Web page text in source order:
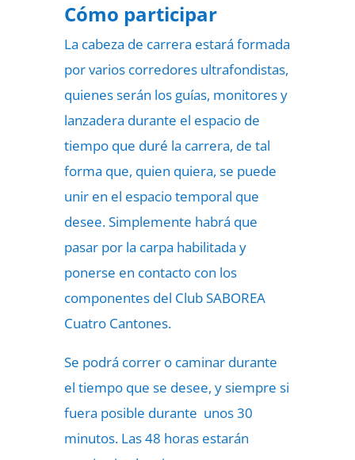
Cómo participar
La cabeza de carrera estará formada
por varios corredores ultrafondistas,
quienes serán los guías, monitores y
lanzadera durante el espacio de
tiempo que duré la carrera, de tal
forma que, quien quiera, se puede
unir en el espacio temporal que
desee. Simplemente habrá que
pasar por la carpa habilitada y
ponerse en contacto con los
componentes del Club SABOREA
Cuatro Cantones.
Se podrá correr o caminar durante
el tiempo que se desee, y siempre si
fuera posible durante unos 30
minutos. Las 48 horas estarán